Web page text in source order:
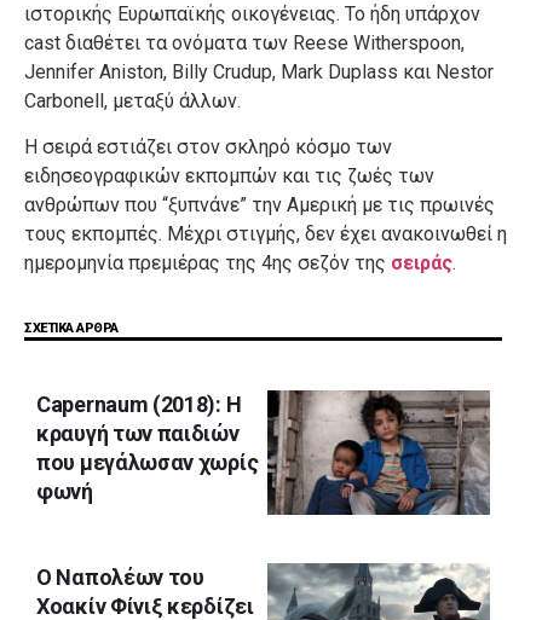
ιστορικής Ευρωπαϊκής οικογένειας. Το ήδη υπάρχον
cast διαθέτει τα ονόματα των Reese Witherspoon,
Jennifer Aniston, Billy Crudup, Mark Duplass και Nestor
Carbonell, μεταξύ άλλων.
Η σειρά εστιάζει στον σκληρό κόσμο των
ειδησεογραφικών εκπομπών και τις ζωές των
ανθρώπων που “ξυπνάνε” την Αμερική με τις πρωινές
τους εκπομπές. Μέχρι στιγμής, δεν έχει ανακοινωθεί η
ημερομηνία πρεμιέρας της 4ης σεζόν της σειράς.
ΣΧΕΤΙΚΑ ΑΡΘΡΑ
Capernaum (2018): Η
κραυγή των παιδιών
που μεγάλωσαν χωρίς
φωνή
Ο Ναπολέων του
Χοακίν Φίνιξ κερδίζει